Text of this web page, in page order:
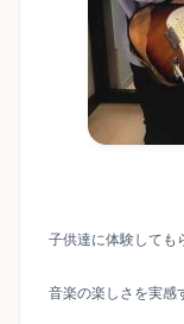
子供達に体験しても
音楽の楽しさを実感